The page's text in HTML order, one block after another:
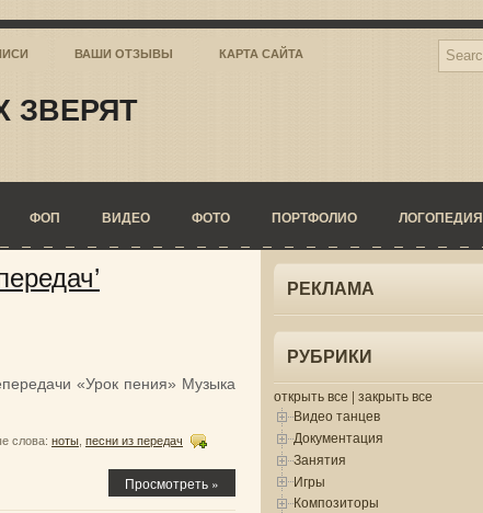
ВАШИ ОТЗЫВЫ КАРТА САЙТА
ЗВЕРЯТ
ФОП ВИДЕО ФОТО ПОРТФОЛИО ЛОГОПЕДИЯ
«Урок пения» Музыка
слова: ноты песни из передач
Просмотреть »
РЕКЛАМА
РУБРИКИ
открыть все | закрыть все
Видео танцев
Документация
Занятия
Игры
Композиторы